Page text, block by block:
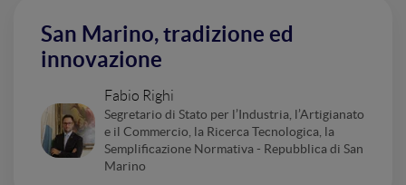
San Marino, tradizione ed
innovazione
Fabio Righi
Segretario di Stato per l’Industria, l’Artigianato
e il Commercio, la Ricerca Tecnologica, la
Semplificazione Normativa - Repubblica di San
Marino